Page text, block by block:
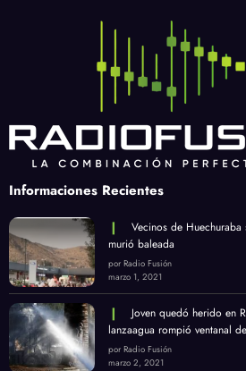
Informaciones Recientes
Vecinos de
murió baleada
por Radio Fusión
marzo 1, 2021
Joven quedó herido en
lanzaagua rompió ventanal
por Radio Fusión
marzo 2, 2021